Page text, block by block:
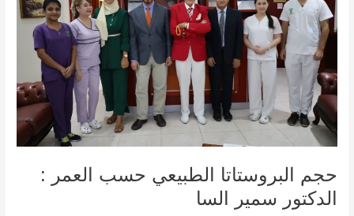
حجم البروستاتا الطبيعي حسب العمر :
الدكتور سمير السا
العمر
:
الدكتور
سمير
السا